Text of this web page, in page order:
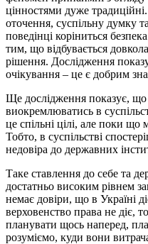
цінностями дуже
оточення, суспільну думку
поведінці коріниться
тим, що відбувається
рішення. Дослідження
очікування – це є добрим
Ще дослідження показує,
виокремлюватись в
це спільні цілі, але поки що
Тобто, в суспільстві
недовіра до державних
Таке ставлення до себе та
достатньо високим рівнем
немає довіри, що в Україні
верховенство права не діє,
планувати щось наперед,
розуміємо, куди вони